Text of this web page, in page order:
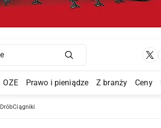
Main Navigation
OZE Prawo i pieniądze Z branży Ceny
DróbCiągniki